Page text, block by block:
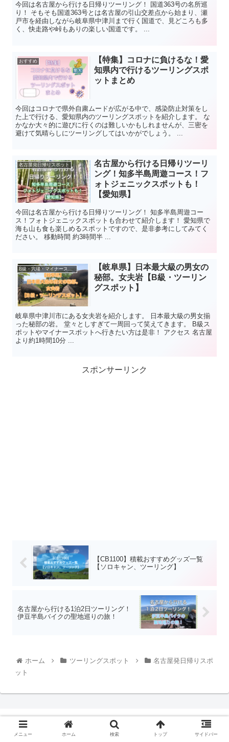
今回は名古屋から行ける日帰りツーリング！ 国道363号の名所巡
り！ そもそも国道363号とは名古屋の引山交差点から始まり、瀬
戸市を経由しながら岐阜県中津川まで行く国道で、見どころも多
く、快走路や峠もありの楽しい国道です。 ...
おすすめ
【特集】コロナに負けるな！愛
知県内で行けるツーリングスポ
ットまとめ
今回はコロナで県外自粛ムードが広がる中で、感染防止対策をし
た上で行ける、愛知県内のツーリングスポットを紹介します。 な
かなか大々的に遊びに行くのは難しいかもしれませんが、三密を
避けて気晴らしにツーリングしてはいかがでしょう。 ...
名古屋発日帰りスポット
名古屋から行ける日帰りツーリ
ング！知多半島周遊コース！フ
ォトジェニックスポットも！
【愛知県】
今回は名古屋から行ける日帰りツーリング！ 知多半島周遊コー
ス！フォトジェニックスポットも合わせて紹介します！ 愛知県で
海も山も食も楽しめるスポットですので、是非参考にしてみてく
ださい。 移動時間 約3時間半 ...
B級・穴場・マイナースポット
【岐阜県】日本最大級の男女の
秘部。女夫岩【B級・ツーリン
グスポット】
岐阜県中津川市にある女夫岩を紹介します。 日本最大級の男女揃
った秘部の岩。 堂々としすぎて一周回って笑えてきます。 B級ス
ポットやマイナースポットへ行きたい方は是非！ アクセス 名古屋
より約1時間10分 ...
スポンサーリンク
【CB1100】積載おすすめグッズ一覧
【ソロキャン、ツーリング】
名古屋から行ける1泊2日ツーリング！
伊豆半島バイクの聖地巡りの旅！
ホーム ツーリングスポット
名古屋発日帰りスポ
ット
メニュー ホーム 検索 トップ サイドバー